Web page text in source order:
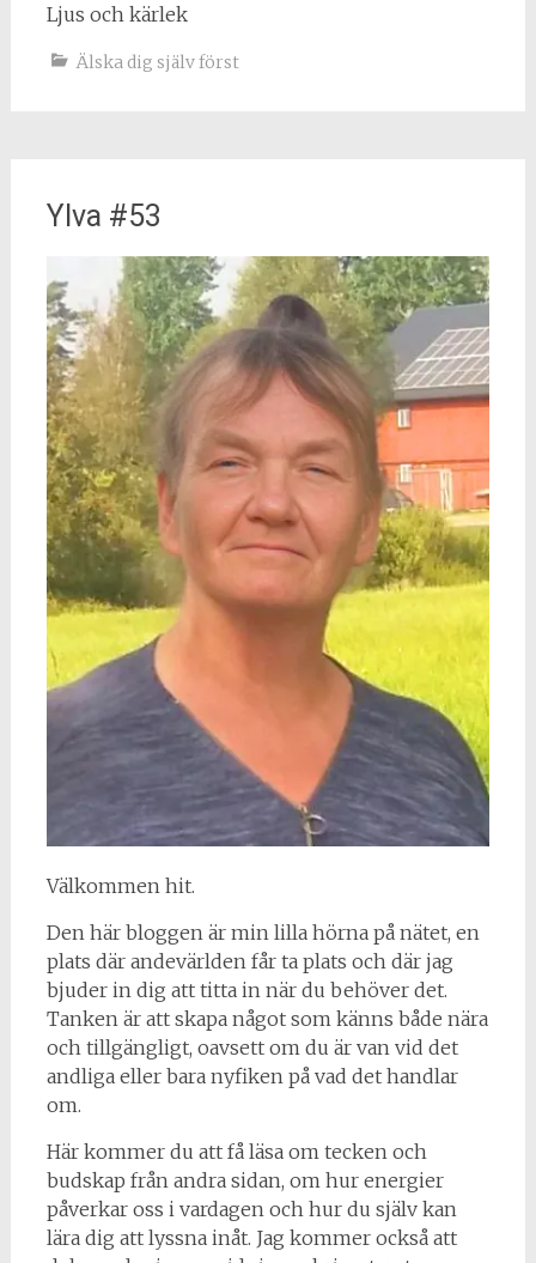
Ljus och kärlek
Älska dig själv först
Ylva #53
Välkommen hit.
Den här bloggen är min lilla hörna på nätet, en
plats där andevärlden får ta plats och där jag
bjuder in dig att titta in när du behöver det.
Tanken är att skapa något som känns både nära
och tillgängligt, oavsett om du är van vid det
andliga eller bara nyfiken på vad det handlar
om.
Här kommer du att få läsa om tecken och
budskap från andra sidan, om hur energier
påverkar oss i vardagen och hur du själv kan
lära dig att lyssna inåt. Jag kommer också att